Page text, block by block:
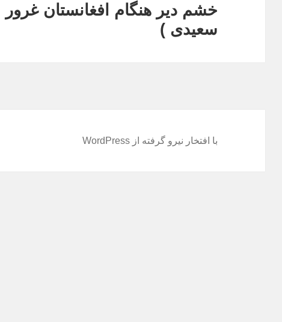
نوشته
بعدی:
خشم دیر هنگام افغانستان
سعیدی )
با افتخار نیرو گرفته از WordPress